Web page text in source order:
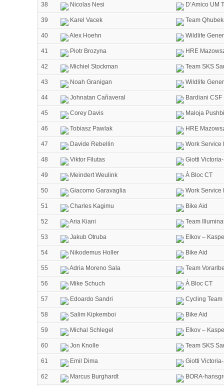
38 Nicolas Nesi D’Amico UM
39 Karel Vacek Team
40 Alex Hoehn Wildlife
41 Piotr Brozyna HRE
42 Michiel Stockman Team SKS
43 Noah Granigan Wildlife
44 Johnatan Cañaveral Bardiani CSF
45 Corey Davis Maloja
46 Tobiasz Pawlak HRE
47 Davide Rebellin Work Service
48 Viktor Filutas Giotti
49 Meindert Weulink À Bloc CT
50 Giacomo Garavaglia Work Service
51 Charles Kagimu Bike Aid
52 Aria Kiani Team
53 Jakub Otruba Elkov –
54 Nikodemus Holler Bike Aid
55 Adria Moreno Sala Team
56 Mike Schuch À Bloc CT
57 Edoardo Sandri Cycling Team
58 Salim Kipkemboi Bike Aid
59 Michal Schlegel Elkov –
60 Jon Knolle Team SKS
61 Emil Dima Giotti
62 Marcus Burghardt BORA-